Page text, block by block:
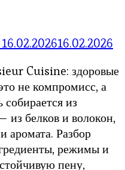
16.02.202616.02.2026
Cuisine: здоровые
не компромисс, а
собирается из
из белков и волокон,
аромата. Разбор
режимы и
пену,